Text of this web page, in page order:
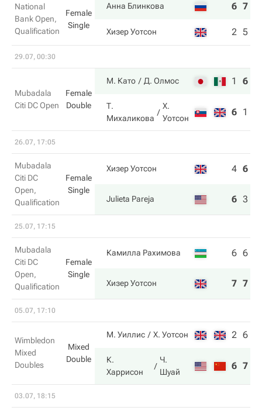
National
Bank Open,
Qualification
Female
Single
Анна Блинкова 6 7
Хизер Уотсон 2 5
29.07, 00:30
Mubadala
Citi DC Open
Female
Double
М. Като Д. Олмос 1 6
Т.
Михаликова
Х.
Уотсон
6 1
26.07, 17:05
Mubadala
Citi DC
Open,
Qualification
Female
Single
Хизер Уотсон 4 6
Julieta Pareja 6 3
25.07, 17:15
Mubadala
Citi DC
Open,
Qualification
Female
Single
Камилла Рахимова 6 6
Хизер Уотсон 7 7
05.07, 17:10
Wimbledon
Mixed
Doubles
Mixed
Double
М. Уиллис Х. Уотсон 2 6
К.
Харрисон
Ч.
Шуай
6 7
03.07, 18:15